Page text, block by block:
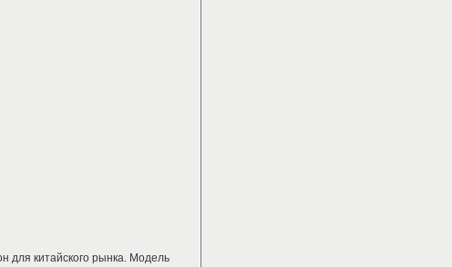
для китайского рынка. Модель